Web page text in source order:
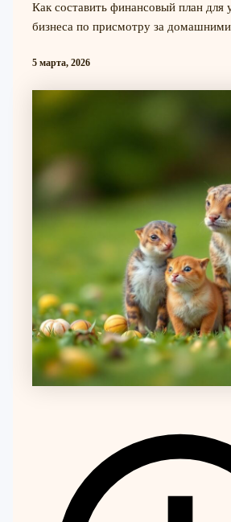
Как составить финансовый план для
бизнеса по присмотру за
5 марта, 2026